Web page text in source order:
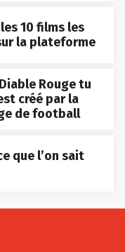
10 films les
la plateforme
Rouge tu
créé par la
de football
que l’on sait